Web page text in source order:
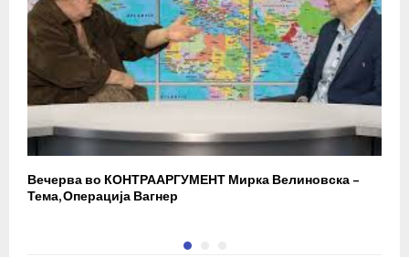
Вечерва во КОНТРААРГУМЕНТ Мирка Велиновска –
Тема, Операција Вагнер